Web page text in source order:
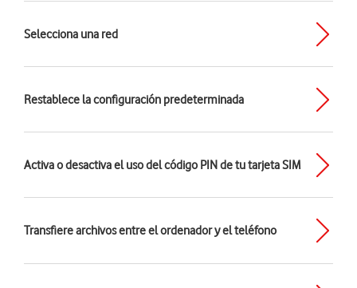
Selecciona una red
Restablece la configuración predeterminada
Activa o desactiva el uso del código PIN de tu tarjeta SIM
Transfiere archivos entre el ordenador y el teléfono